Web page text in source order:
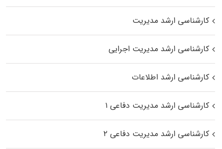
کارشناسی ارشد مدیریت
کارشناسی ارشد مدیریت اجرایی
کارشناسی ارشد اطلاعات
کارشناسی ارشد مدیریت دفاعی ۱
کارشناسی ارشد مدیریت دفاعی ۲